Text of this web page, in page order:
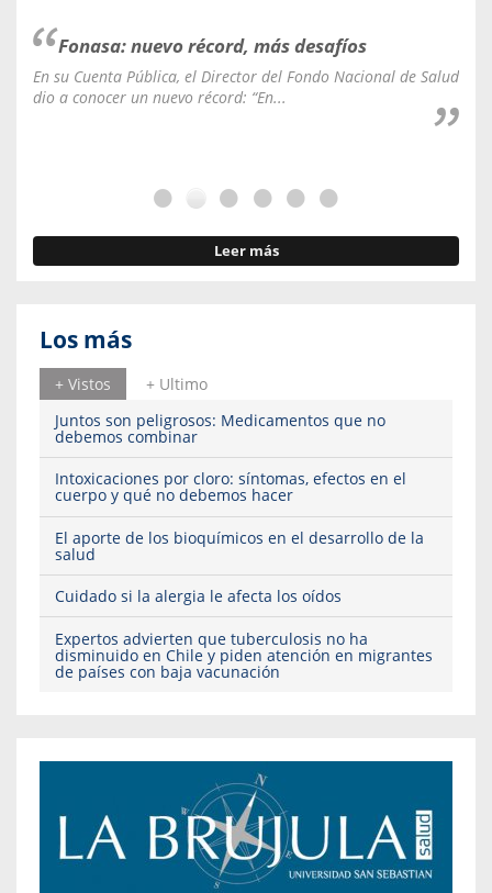
Fonasa: nuevo récord, más desafíos
En su Cuenta Pública, el Director del Fondo Nacional de Salud
dio a conocer un nuevo récord: “En...
Leer más
Los más
+ Vistos
+ Ultimo
Juntos son peligrosos: Medicamentos que no
debemos combinar
Intoxicaciones por cloro: síntomas, efectos en el
cuerpo y qué no debemos hacer
El aporte de los bioquímicos en el desarrollo de la
salud
Cuidado si la alergia le afecta los oídos
Expertos advierten que tuberculosis no ha
disminuido en Chile y piden atención en migrantes
de países con baja vacunación